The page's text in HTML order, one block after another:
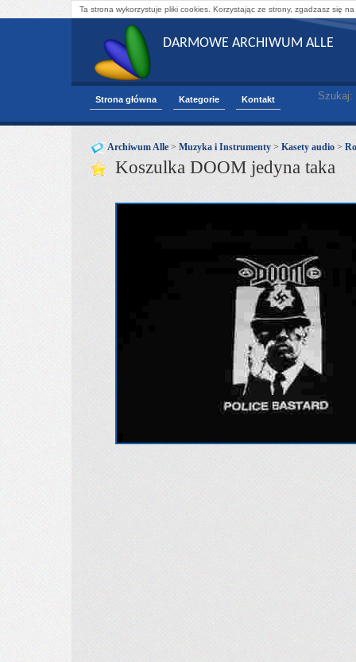
Ta strona wykorzystuje pliki cookies. Korzystając ze strony, zgadzasz się
DARMOWE ARCHIWUM ALLE
Strona główna Kategorie Kontakt Szukaj:
Archiwum Alle > Muzyka i Instrumenty > Kasety audio >
Koszulka DOOM jedyna taka